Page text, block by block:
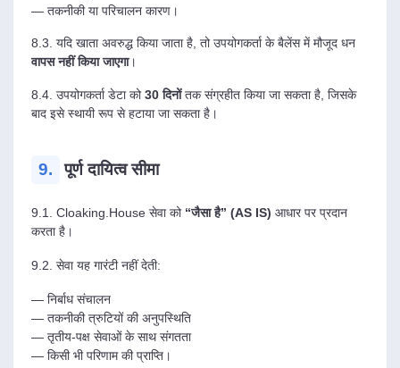
— तकनीकी या परिचालन कारण।
8.3. यदि खाता अवरुद्ध किया जाता है, तो उपयोगकर्ता के बैलेंस में मौजूद धन
वापस नहीं किया जाएगा।
8.4. उपयोगकर्ता डेटा को30 दिनोंतक संग्रहीत किया जा सकता है, जिसके
बाद इसे स्थायी रूप से हटाया जा सकता है।
9. पूर्ण दायित्व सीमा
9.1. Cloaking.House सेवा को “जैसा है” (AS IS) आधार पर प्रदान
करता है।
9.2. सेवा यह गारंटी नहीं देती:
— निर्बाध संचालन
— तकनीकी त्रुटियों की अनुपस्थिति
— तृतीय-पक्ष सेवाओं के साथ संगतता
— किसी भी परिणाम की प्राप्ति।